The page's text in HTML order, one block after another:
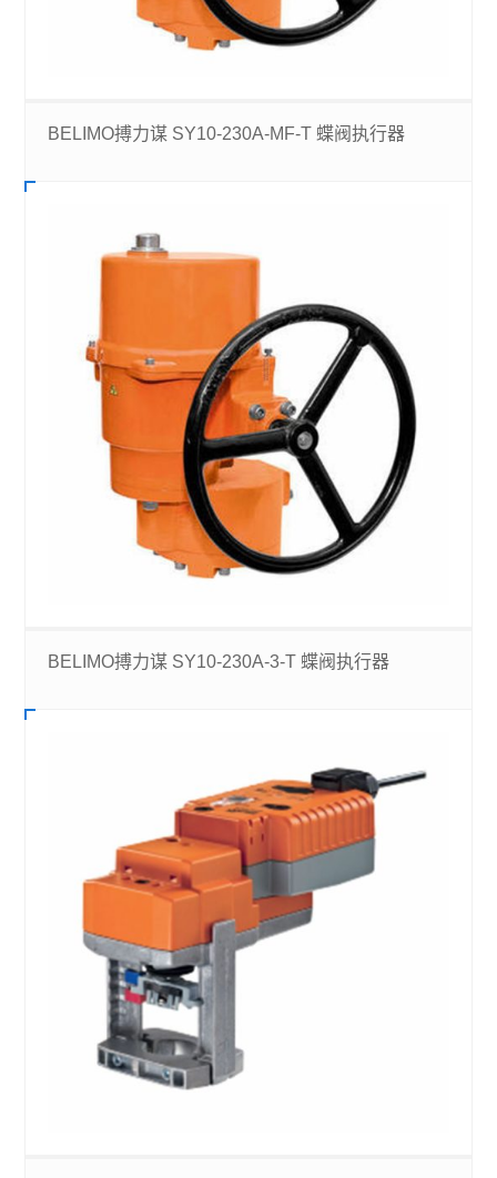
BELIMO搏力谋 SY10-230A-MF-T 蝶阀执行器
BELIMO搏力谋 SY10-230A-3-T 蝶阀执行器